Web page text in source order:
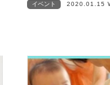
イベント 2020.01.15